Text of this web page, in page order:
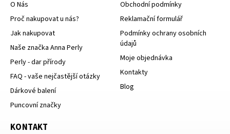
O Nás
Proč nakupovat u nás?
Jak nakupovat
Naše značka Anna Perly
Perly - dar přírody
FAQ - vaše nejčastější otázky
Dárkové balení
Puncovní značky
Obchodní podmínky
Reklamační formulář
Podmínky ochrany osobních
údajů
Moje objednávka
Kontakty
Blog
KONTAKT